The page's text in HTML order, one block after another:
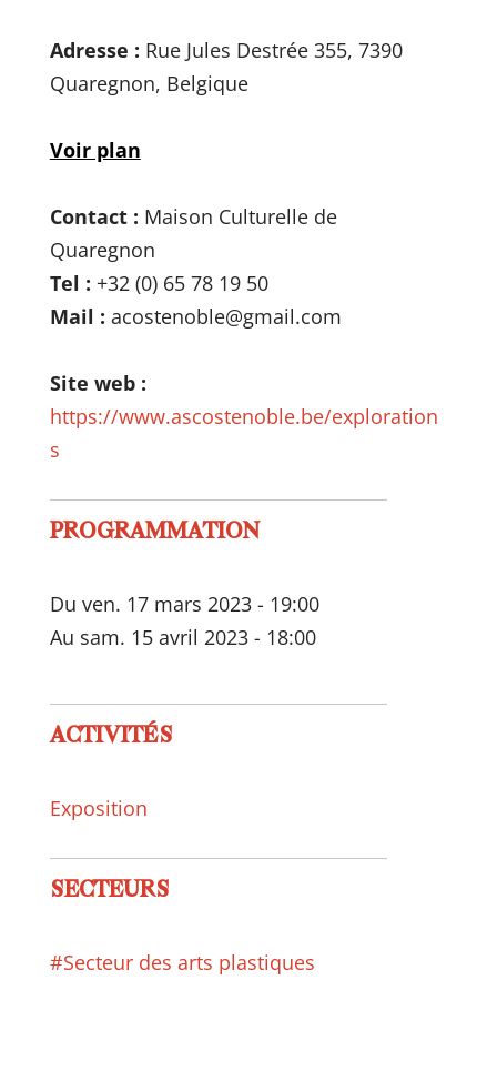
Adresse : Rue Jules Destrée 355, 7390
Quaregnon, Belgique
Voir plan
Contact : Maison Culturelle de
Quaregnon
Tel : +32 (0) 65 78 19 50
Mail : acostenoble@gmail.com
Site web :
https://www.ascostenoble.be/exploration
s
PROGRAMMATION
Du ven. 17 mars 2023 - 19:00
Au sam. 15 avril 2023 - 18:00
ACTIVITÉS
Exposition
SECTEURS
#Secteur des arts plastiques